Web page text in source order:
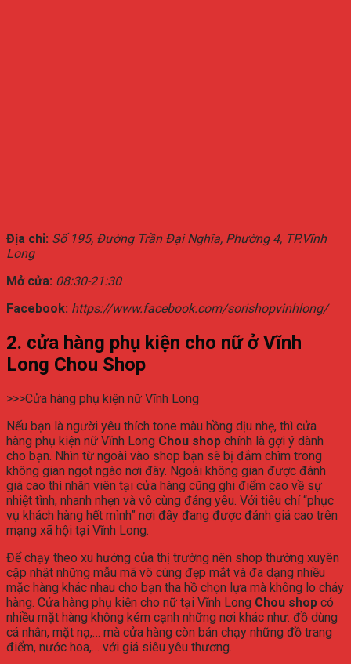
Địa chỉ: Số 195, Đường Trần Đại Nghĩa, Phường 4, TP.Vĩnh
Long
Mở cửa: 08:30-21:30
Facebook: https://www.facebook.com/sorishopvinhlong/
2. cửa hàng phụ kiện cho nữ ở Vĩnh
Long Chou Shop
>>>Cửa hàng phụ kiện nữ Vĩnh Long
Nếu bạn là người yêu thích tone màu hồng dịu nhẹ, thì cửa
hàng phụ kiện nữ Vĩnh Long Chou shop chính là gợi ý dành
cho bạn. Nhìn từ ngoài vào shop bạn sẽ bị đắm chìm trong
không gian ngọt ngào nơi đây. Ngoài không gian được đánh
giá cao thì nhân viên tại cửa hàng cũng ghi điểm cao về sự
nhiệt tình, nhanh nhẹn và vô cùng đáng yêu. Với tiêu chí “phục
vụ khách hàng hết mình” nơi đây đang được đánh giá cao trên
mạng xã hội tại Vĩnh Long.
Để chạy theo xu hướng của thị trường nên shop thường xuyên
cập nhật những mẫu mã vô cùng đẹp mắt và đa dạng nhiều
mặc hàng khác nhau cho bạn tha hồ chọn lựa mà không lo cháy
hàng. Cửa hàng phụ kiện cho nữ tại Vĩnh Long Chou shop có
nhiều mặt hàng không kém cạnh những nơi khác như: đồ dùng
cá nhân, mặt nạ,… mà cửa hàng còn bán chạy những đồ trang
điểm, nước hoa,… với giá siêu yêu thương.